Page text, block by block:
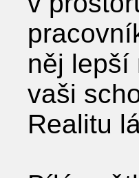
něj lepší
vaši
Realitu